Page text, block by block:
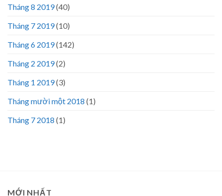
Tháng 8 2019(40)
Tháng 7 2019(10)
Tháng 6 2019(142)
Tháng 2 2019(2)
Tháng 1 2019(3)
Tháng mười một 2018 (1)
Tháng 7 2018 (1)
MỚI NHẤT